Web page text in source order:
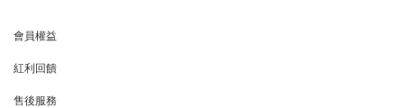
會員權益
紅利回饋
售後服務